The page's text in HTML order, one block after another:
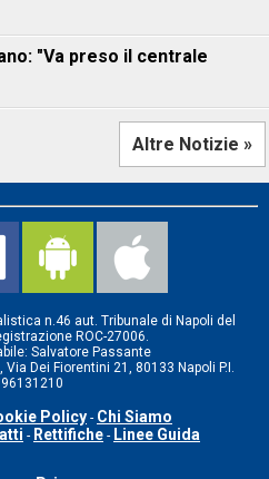
"Va preso il centrale
Altre Notizie »
n.46 aut. Tribunale di Napoli del
ROC-27006.
Salvatore Passante
Dei Fiorentini 21, 80133 Napoli P.I.
Policy - Chi Siamo
- Rettifiche - Linee Guida